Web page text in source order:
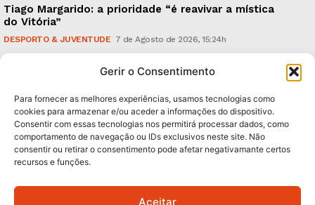
Gerir o Consentimento
Para fornecer as melhores experiências, usamos tecnologias como
cookies para armazenar e/ou aceder a informações do dispositivo.
Consentir com essas tecnologias nos permitirá processar dados, como
comportamento de navegação ou IDs exclusivos neste site. Não
consentir ou retirar o consentimento pode afetar negativamante certos
recursos e funções.
Aceitar
Tiago Margarido: a prioridade “é reavivar a mística
do Vitória”
DESPORTO & JUVENTUDE 7 de Agosto de 2026, 15:24h
caudais e antecipa situações de risco
Subscreva Newsletter: